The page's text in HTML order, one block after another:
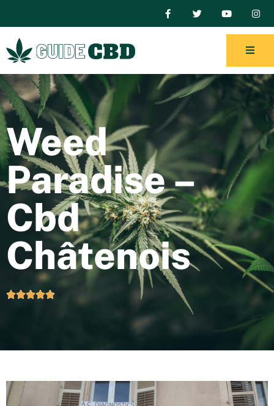
Weed
Paradise –
Cbd
Châtenois
